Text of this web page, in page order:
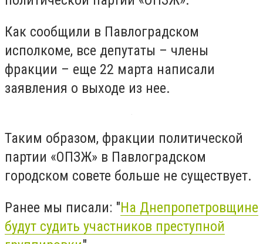
Как сообщили в Павлоградском
исполкоме, все депутаты – члены
фракции – еще 22 марта написали
заявления о выходе из нее.
Таким образом, фракции политической
партии «ОПЗЖ» в Павлоградском
городском совете больше не существует.
Ранее мы писали: "На Днепропетровщине
будут судить участников преступной